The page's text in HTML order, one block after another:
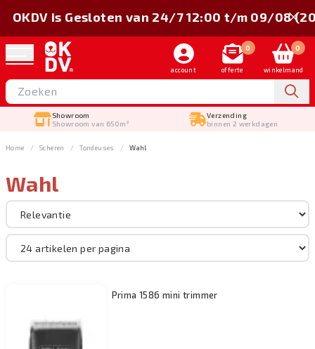
account
0
offerte
0
winkelmand
Showroom
Showroom van 650m²
Verzending
binnen 2 werkdagen
OKDV is Gesloten van 24/7 12:00 t/m 09/08
Home Scheren Tondeuses Wahl
Sorteer op
Merk
Filteren
Wahl
Prima 1586 mini trimmer